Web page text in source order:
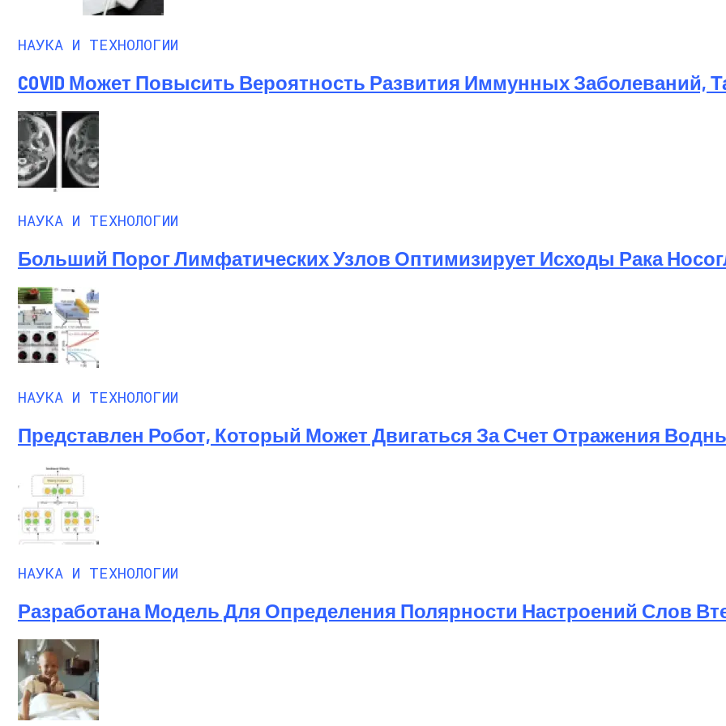
НАУКА И ТЕХНОЛОГИИ
COVID Может Повысить Вероятность Развития Иммунных Заболеваний,
НАУКА И ТЕХНОЛОГИИ
Больший Порог Лимфатических Узлов Оптимизирует Исходы Рака
НАУКА И ТЕХНОЛОГИИ
Представлен Робот, Который Может Двигаться За Счет Отражения
НАУКА И ТЕХНОЛОГИИ
Разработана Модель Для Определения Полярности Настроений Слов